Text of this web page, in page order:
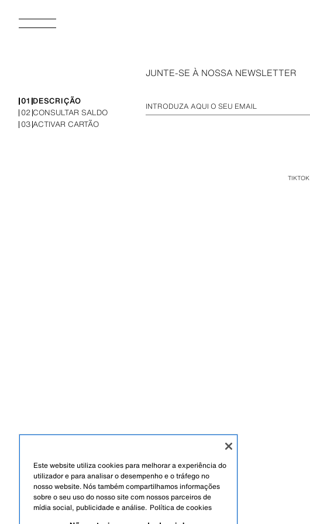
01 DESCRIÇÃO
02 CONSULTAR SALDO
03 ACTIVAR CARTÃO
JUNTE-SE À NOSSA NEWSLETTER
INTRODUZA AQUI O SEU EMAIL
TIKTOK
Este website utiliza cookies para melhorar a experiência do
utilizador e para analisar o desempenho e o tráfego no
nosso website. Nós também compartilhamos informações
sobre o seu uso do nosso site com nossos parceiros de
mídia social, publicidade e análise. Política de cookies